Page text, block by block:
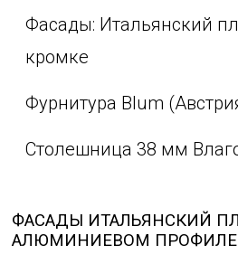
Фасады: Итальянский
кромке
Фурнитура Blum
Столешница 38 мм
ФАСАДЫ ИТАЛЬЯНСКИЙ
АЛЮМИНИЕВОМ ПРОФИЛЕ